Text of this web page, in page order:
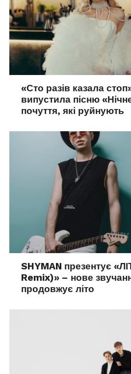
«Сто разів казала
випустила пісню
почуття, які руйнують
SHYMAN презентує
Remix)» – нове
продовжує літо